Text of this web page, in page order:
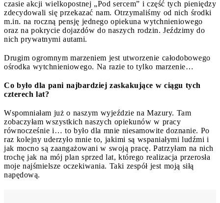
czasie akcji wielkopostnej „Pod sercem” i część tych pieniędzy
zdecydowali się przekazać nam. Otrzymaliśmy od nich środki
m.in. na roczną pensję jednego opiekuna wytchnieniowego
oraz na pokrycie dojazdów do naszych rodzin. Jeździmy do
nich prywatnymi autami.
Drugim ogromnym marzeniem jest utworzenie całodobowego
ośrodka wytchnieniowego. Na razie to tylko marzenie…
Co było dla pani najbardziej zaskakujące w ciągu tych
czterech lat?
Wspomniałam już o naszym wyjeździe na Mazury. Tam
zobaczyłam wszystkich naszych opiekunów w pracy
równocześnie i… to było dla mnie niesamowite doznanie. Po
raz kolejny uderzyło mnie to, jakimi są wspaniałymi ludźmi i
jak mocno są zaangażowani w swoją pracę. Patrzyłam na nich
trochę jak na mój plan sprzed lat, którego realizacja przerosła
moje najśmielsze oczekiwania. Taki zespół jest moją siłą
napędową.